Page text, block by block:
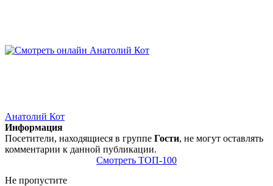
Анатолий Кот
Информация
Посетители, находящиеся в группе Гости, не могут оставлять
комментарии к данной публикации.
Смотреть ТОП-100
Не пропустите